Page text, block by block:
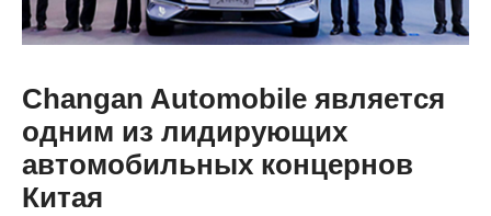
Changan Automobile является
одним из лидирующих
автомобильных концернов
Китая